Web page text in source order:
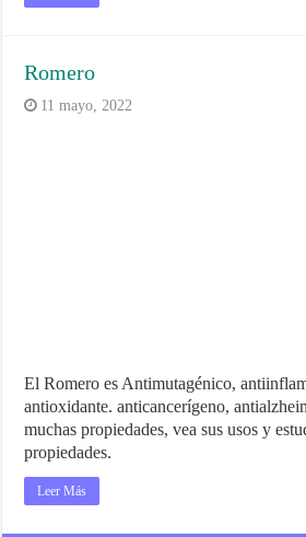
Romero
11 mayo, 2022
El Romero es Antimutagénico,
antioxidante. anticancerígeno,
muchas propiedades, vea sus usos y
propiedades.
Leer Más